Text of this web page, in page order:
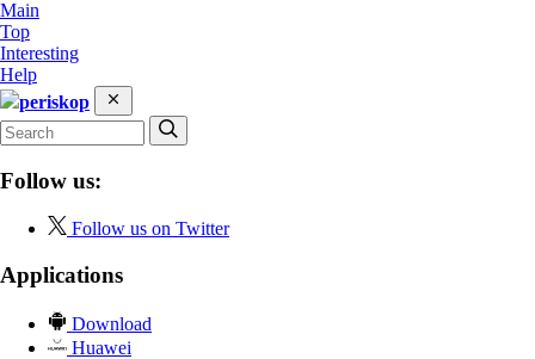
Main
Top
Interesting
Help
periskop
Follow us:
Follow us on Twitter
Applications
Download
Huawei